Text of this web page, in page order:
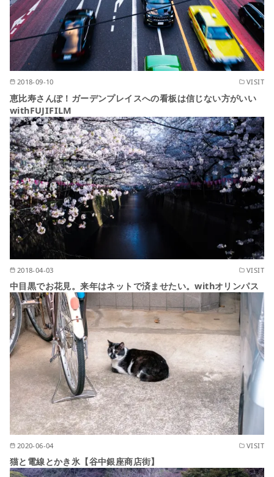
2018-09-10 VISIT
恵比寿さんぽ！ガーデンプレイスへの看板は信じない方がいい
withFUJIFILM
2018-04-03 VISIT
中目黒でお花見。来年はネットで済ませたい。withオリンパス
2020-06-04 VISIT
猫と電線とかき氷【谷中銀座商店街】